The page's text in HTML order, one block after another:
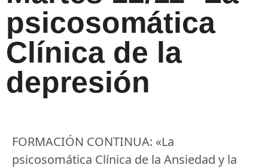
psicosomática
Clínica de la
depresión
FORMACIÓN CONTINUA: «La
psicosomática Clínica de la Ansiedad y la